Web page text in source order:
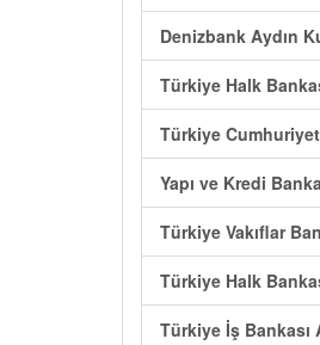
Denizbank Aydın
Türkiye Halk
Türkiye
Yapı ve Kredi
Türkiye Vakıflar
Türkiye Halk
Türkiye İş Bankası